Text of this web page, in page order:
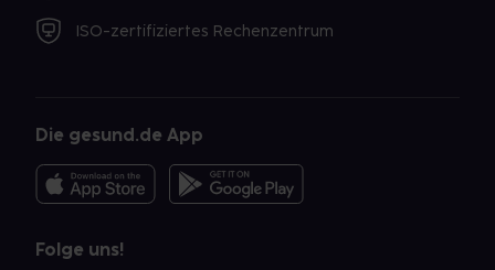
ISO-zertifiziertes Rechenzentrum
Die gesund.de App
Folge uns!